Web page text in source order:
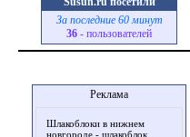
За последние 60 минут
36 - пользователей
Реклама
Шлакоблоки в нижнем
новгороде - шлакоблок